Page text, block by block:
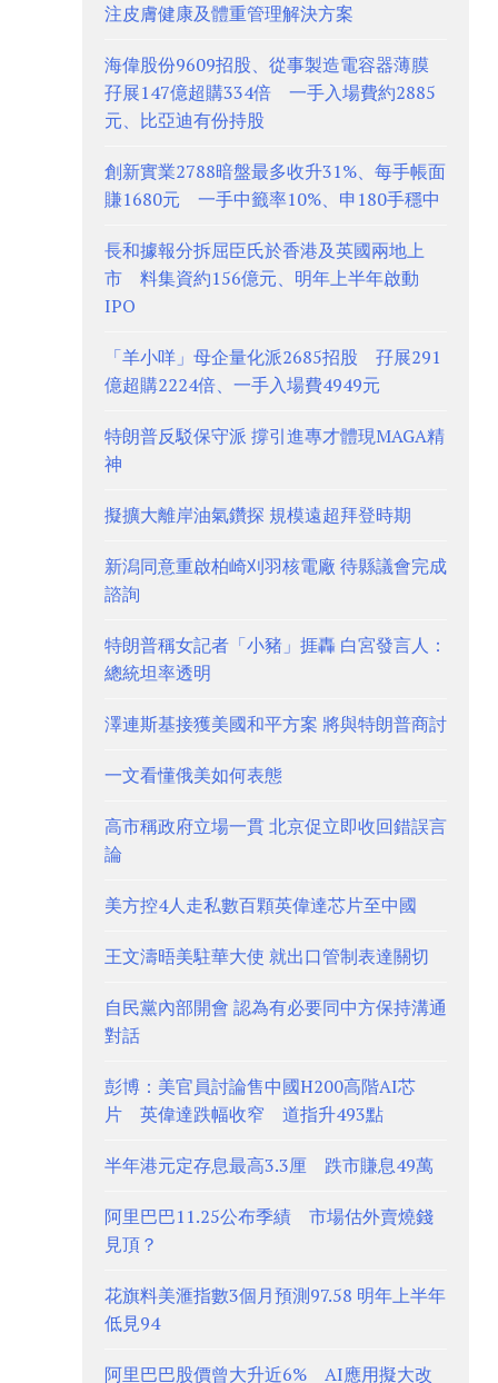
注皮膚健康及體重管理解決方案
海偉股份9609招股、從事製造電容器薄膜
孖展147億超購334倍 一手入場費約2885
元、比亞迪有份持股
創新實業2788暗盤最多收升31%、每手帳面
賺1680元 一手中籤率10%、申180手穩中
長和據報分拆屈臣氏於香港及英國兩地上
市 料集資約156億元、明年上半年啟動
IPO
「羊小咩」母企量化派2685招股 孖展291
億超購2224倍、一手入場費4949元
特朗普反駁保守派 撐引進專才體現MAGA精
神
擬擴大離岸油氣鑽探 規模遠超拜登時期
新潟同意重啟柏崎刈羽核電廠 待縣議會完成
諮詢
特朗普稱女記者「小豬」捱轟 白宮發言人：
總統坦率透明
澤連斯基接獲美國和平方案 將與特朗普商討
一文看懂俄美如何表態
高市稱政府立場一貫 北京促立即收回錯誤言
論
美方控4人走私數百顆英偉達芯片至中國
王文濤晤美駐華大使 就出口管制表達關切
自民黨內部開會 認為有必要同中方保持溝通
對話
彭博：美官員討論售中國H200高階AI芯
片 英偉達跌幅收窄 道指升493點
半年港元定存息最高3.3厘 跌市賺息49萬
阿里巴巴11.25公布季績 市場估外賣燒錢
見頂？
花旗料美滙指數3個月預測97.58 明年上半年
低見94
阿里巴巴股價曾大升近6% AI應用擬大改